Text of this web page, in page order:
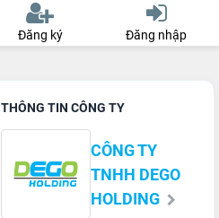
Đăng ký Đăng nhập
THÔNG TIN CÔNG TY
CÔNG TY
TNHH DEGO
HOLDING